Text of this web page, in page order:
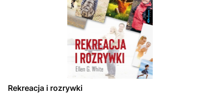
Rekreacja i rozrywki